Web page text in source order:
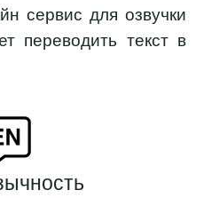
сервис для озвучки
переводить текст в